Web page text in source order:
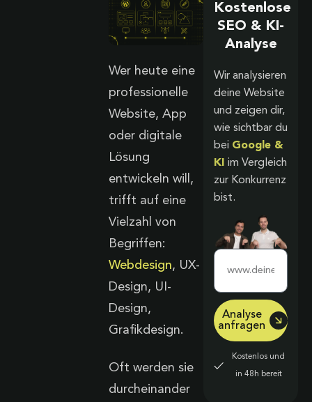
Wer heute eine
professionelle
Website, App
oder digitale
Lösung
entwickeln will,
trifft auf eine
Vielzahl von
Begriffen:
Webdesign, UX-
Design, UI-
Design,
Grafikdesign.
Oft werden sie
durcheinander
Kostenlose
SEO & KI-
Analyse
Wir analysieren
deine Website
und zeigen dir,
wie sichtbar du
bei Google &
KI im Vergleich
zur Konkurrenz
bist.
Analyse
anfragen
Kostenlos und
in 48h bereit